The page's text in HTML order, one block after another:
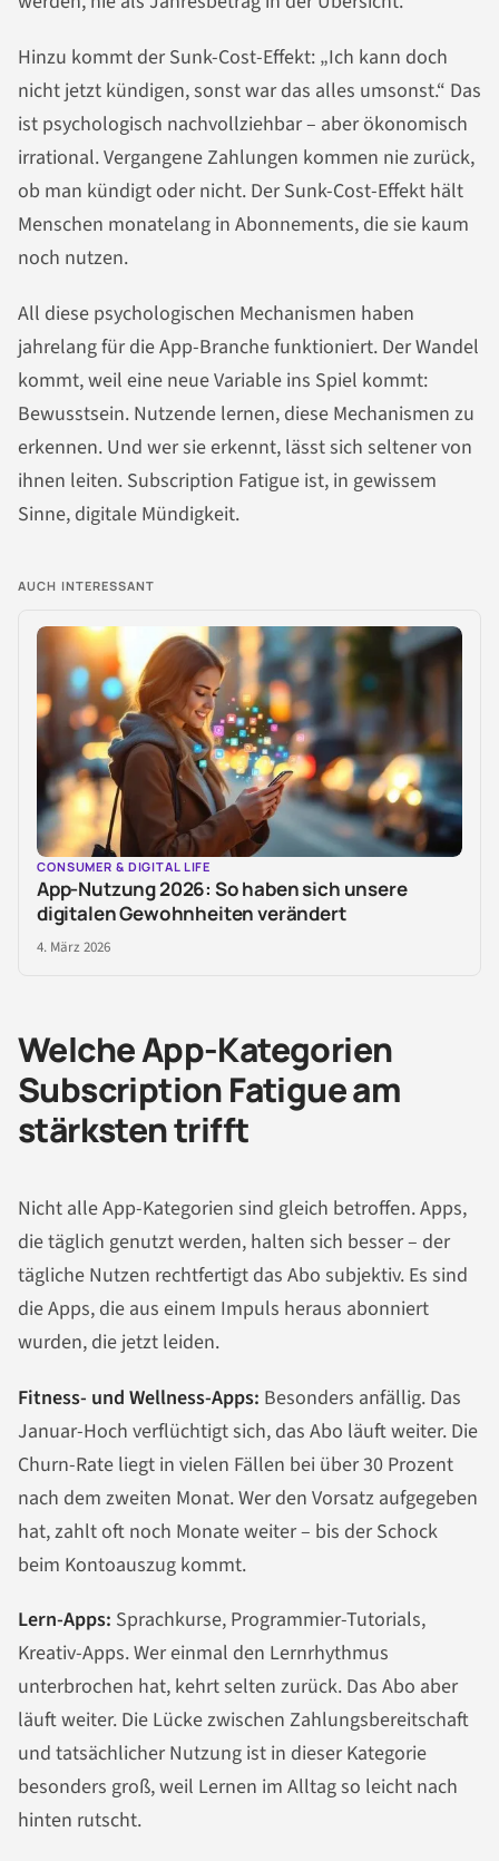
Hinzu kommt der Sunk-Cost-Effekt: „Ich kann doch
nicht jetzt kündigen, sonst war das alles umsonst.“ Das
ist psychologisch nachvollziehbar – aber ökonomisch
irrational. Vergangene Zahlungen kommen nie zurück,
ob man kündigt oder nicht. Der Sunk-Cost-Effekt hält
Menschen monatelang in Abonnements, die sie kaum
noch nutzen.
All diese psychologischen Mechanismen haben
jahrelang für die App-Branche funktioniert. Der Wandel
kommt, weil eine neue Variable ins Spiel kommt:
Bewusstsein. Nutzende lernen, diese Mechanismen zu
erkennen. Und wer sie erkennt, lässt sich seltener von
ihnen leiten. Subscription Fatigue ist, in gewissem
Sinne, digitale Mündigkeit.
AUCH INTERESSANT
CONSUMER & DIGITAL LIFE
App-Nutzung 2026: So haben sich unsere
digitalen Gewohnheiten verändert
4. März 2026
Welche App-Kategorien
Subscription Fatigue am
stärksten trifft
Nicht alle App-Kategorien sind gleich betroffen. Apps,
die täglich genutzt werden, halten sich besser – der
tägliche Nutzen rechtfertigt das Abo subjektiv. Es sind
die Apps, die aus einem Impuls heraus abonniert
wurden, die jetzt leiden.
Fitness- und Wellness-Apps: Besonders anfällig. Das
Januar-Hoch verflüchtigt sich, das Abo läuft weiter. Die
Churn-Rate liegt in vielen Fällen bei über 30 Prozent
nach dem zweiten Monat. Wer den Vorsatz aufgegeben
hat, zahlt oft noch Monate weiter – bis der Schock
beim Kontoauszug kommt.
Lern-Apps: Sprachkurse, Programmier-Tutorials,
Kreativ-Apps. Wer einmal den Lernrhythmus
unterbrochen hat, kehrt selten zurück. Das Abo aber
läuft weiter. Die Lücke zwischen Zahlungsbereitschaft
und tatsächlicher Nutzung ist in dieser Kategorie
besonders groß, weil Lernen im Alltag so leicht nach
hinten rutscht.